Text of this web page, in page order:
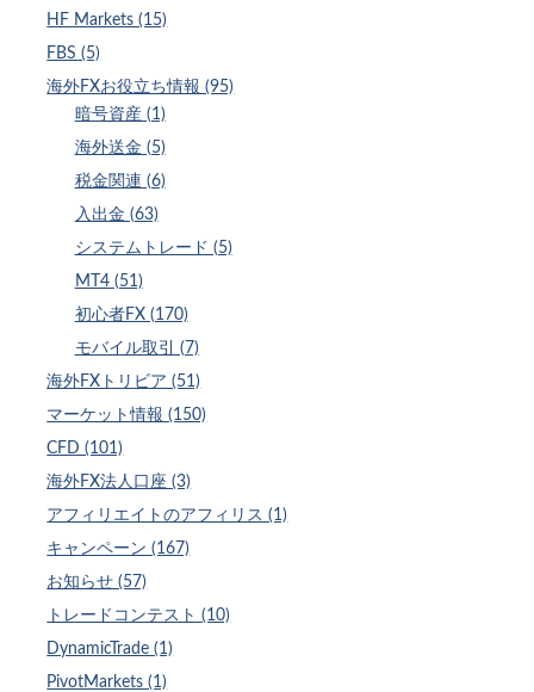
HF Markets (15)
FBS (5)
海外FXお役立ち情報 (95)
暗号資産 (1)
海外送金 (5)
税金関連 (6)
入出金 (63)
システムトレード (5)
MT4 (51)
初心者FX (170)
モバイル取引 (7)
海外FXトリビア (51)
マーケット情報 (150)
CFD (101)
海外FX法人口座 (3)
アフィリエイトのアフィリス (1)
キャンペーン (167)
お知らせ (57)
トレードコンテスト (10)
DynamicTrade (1)
PivotMarkets (1)